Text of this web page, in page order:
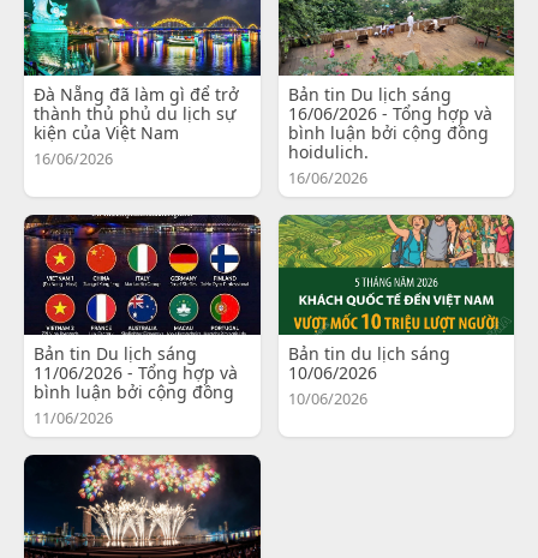
Đà Nẵng đã làm gì để trở
thành thủ phủ du lịch sự
kiện của Việt Nam
16/06/2026
Bản tin Du lịch sáng
16/06/2026 - Tổng hợp và
bình luận bởi cộng đồng
hoidulich.
16/06/2026
Bản tin Du lịch sáng
11/06/2026 - Tổng hợp và
bình luận bởi cộng đồng
11/06/2026
Bản tin du lịch sáng
10/06/2026
10/06/2026